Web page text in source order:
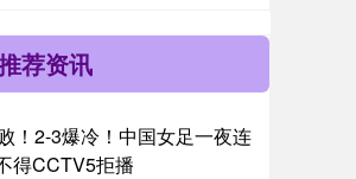
荐资讯
！2-3爆冷！中国女足一夜连
得CCTV5拒播